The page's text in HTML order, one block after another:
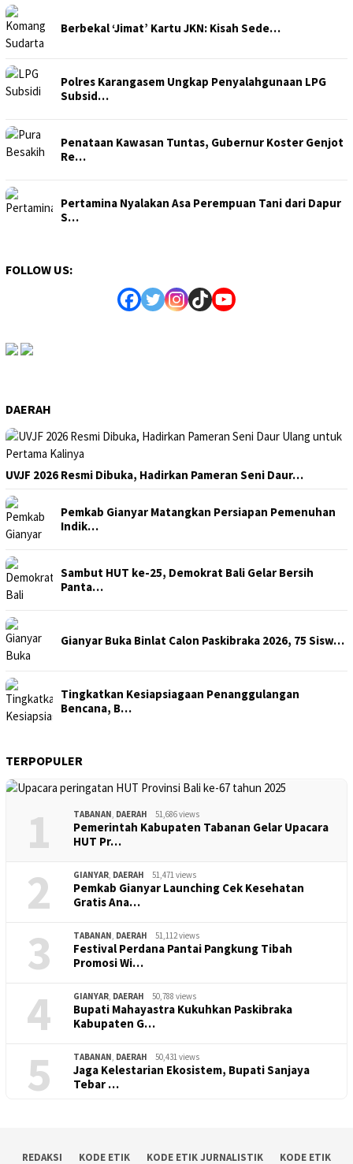
Berbekal ‘Jimat’ Kartu JKN: Kisah Sede…
Polres Karangasem Ungkap Penyalahgunaan LPG
Subsid…
Penataan Kawasan Tuntas, Gubernur Koster Genjot
Re…
Pertamina Nyalakan Asa Perempuan Tani dari Dapur
S…
FOLLOW US:
DAERAH
UVJF 2026 Resmi Dibuka, Hadirkan Pameran Seni Daur…
Pemkab Gianyar Matangkan Persiapan Pemenuhan
Indik…
Sambut HUT ke-25, Demokrat Bali Gelar Bersih
Panta…
Gianyar Buka Binlat Calon Paskibraka 2026, 75 Sisw…
Tingkatkan Kesiapsiagaan Penanggulangan
Bencana, B…
TERPOPULER
1 TABANAN DAERAH 51,686 views
Pemerintah Kabupaten Tabanan Gelar Upacara
HUT Pr…
2 GIANYAR DAERAH 51,471 views
Pemkab Gianyar Launching Cek Kesehatan
Gratis Ana…
3 TABANAN DAERAH 51,112 views
Festival Perdana Pantai Pangkung Tibah
Promosi Wi…
4 GIANYAR DAERAH 50,788 views
Bupati Mahayastra Kukuhkan Paskibraka
Kabupaten G…
5 TABANAN DAERAH 50,431 views
Jaga Kelestarian Ekosistem, Bupati Sanjaya
Tebar …
REDAKSI KODE ETIK KODE ETIK JURNALISTIK KODE ETIK